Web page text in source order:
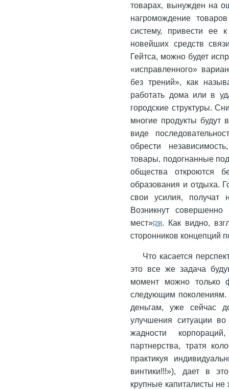
товарах, вынужден на
нагромождение
систему, привести ее
новейших средств
Гейтса, можно будет
«исправленного»
без трений», как
работать дома или в
городские структуры.
многие продукты будут
виде
обрести
товары, подогнанные
общества откроются
образования и отдыха.
свои усилия, получат
Возникнут
мест»[29]. Как видно,
сторонников концепций
Что касается
это все же задача
момент можно только
следующим
деньгам, уже сейчас
улучшения ситуации
жадности
партнерства, тратя
практикуя
винтики!!!»), дает в
крупные капиталисты